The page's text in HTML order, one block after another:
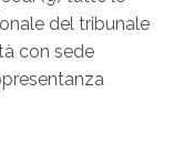
del tribunale
con sede